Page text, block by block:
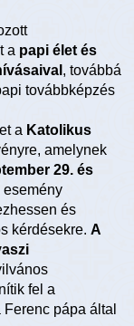
a papi élet és
, továbbá
továbbképzés
a Katolikus
amelynek
29. és
és
kérdésekre. A
fel a
pápa által